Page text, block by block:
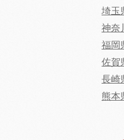
埼玉
神奈
福岡
佐賀
長崎
熊本